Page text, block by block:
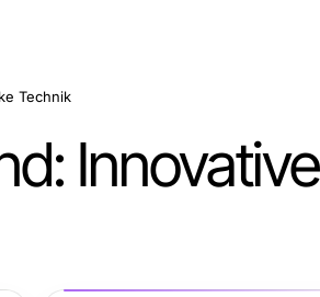
Technik
Innovative